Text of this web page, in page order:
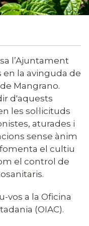
l’Ajuntament
la avinguda de
Mangrano.
d'aquests
les sol·licituds
aturades i
sense ànim
el cultiu
el control de
vos a la Oficina
(OIAC).